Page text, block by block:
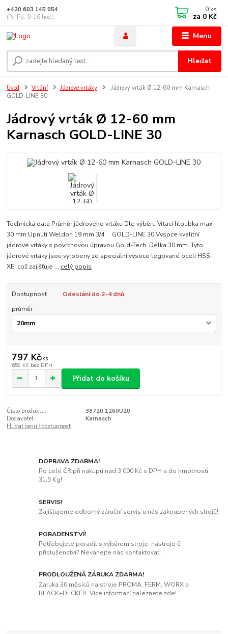
Menu
Hledat
+420 603 145 054
(Po-Pá, 9-16 hod.)
0 ks
za 0 Kč
Úvod Vrtání Jádrové vrtáky
Jádrový vrták Ø 12-60 mm Karnasch
GOLD-LINE 30
Jádrový vrták Ø 12-60 mm
Karnasch GOLD-LINE 30
Technická data Průměr jádrového vrtáku Dle výběru Vrtací hloubka max.
30 mm Upnutí Weldon 19 mm 3/4 GOLD-LINE 30 Vysoce kvalitní
jádrové vrtáky s povrchovou úpravou Gold-Tech. Délka 30 mm. Tyto
jádrové vrtáky jsou vyrobeny ze speciální vysoce legované oceli HSS-
XE, což zajišťuje ... celý popis
Dostupnost
Odeslání do 2-4 dnů
průměr
797 Kč/ks
659 Kč bez DPH
Přidat do košíku
Číslo produktu:
38720.1260U20
Dodavatel:
Karnasch
Hlídat cenu / dostupnost
DOPRAVA ZDARMA!
Po celé ČR při nákupu nad 3 000 Kč s DPH a do hmotnosti
31,5 Kg!
SERVIS!
Zajišťujeme odborný záruční servis u nás zakoupených strojů!
PORADENSTVÍ!
Potřebujete poradit s výběrem stroje, nástroje či
příslušenství? Neváhejte nás kontaktovat!
PRODLOUŽENÁ ZÁRUKA ZDARMA!
Záruka 36 měsíců na stroje PROMA, FERM, WORX a
BLACK+DECKER. Více informací naleznete zde!